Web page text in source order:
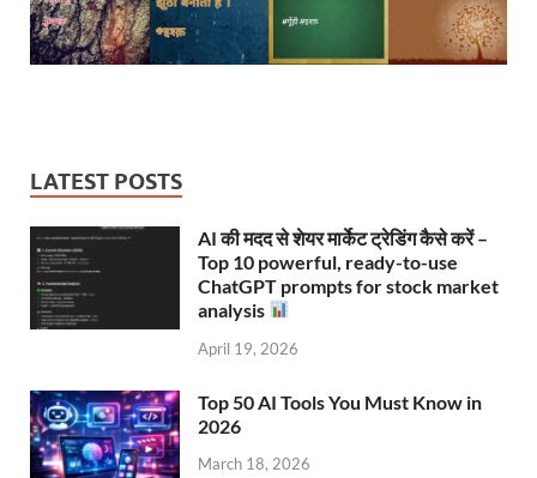
LATEST POSTS
AI की मदद से शेयर मार्केट ट्रेडिंग कैसे करें –
Top 10 powerful, ready-to-use
ChatGPT prompts for stock market
analysis
April 19, 2026
Top 50 AI Tools You Must Know in
2026
March 18, 2026